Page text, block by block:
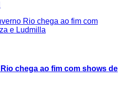
chega ao fim com shows de